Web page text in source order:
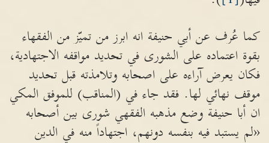
كما عُرف عن أبي حنيفة انه ابرز من تميّز من الفقهاء
بقوة اعتماده على الشورى في تحديد مواقفه الاجتهادية،
فكان يعرض آراءه على اصحابه وتلامذته قبل تحديد
موقف نهائي لها. فقد جاء في (المناقب) للموفق المكي
ان أبا حنيفة وضع مذهبه الفقهي شورى بين أصحابه
«لم يستبد فيه بنفسه دونهم، اجتهاداً منه في الدين